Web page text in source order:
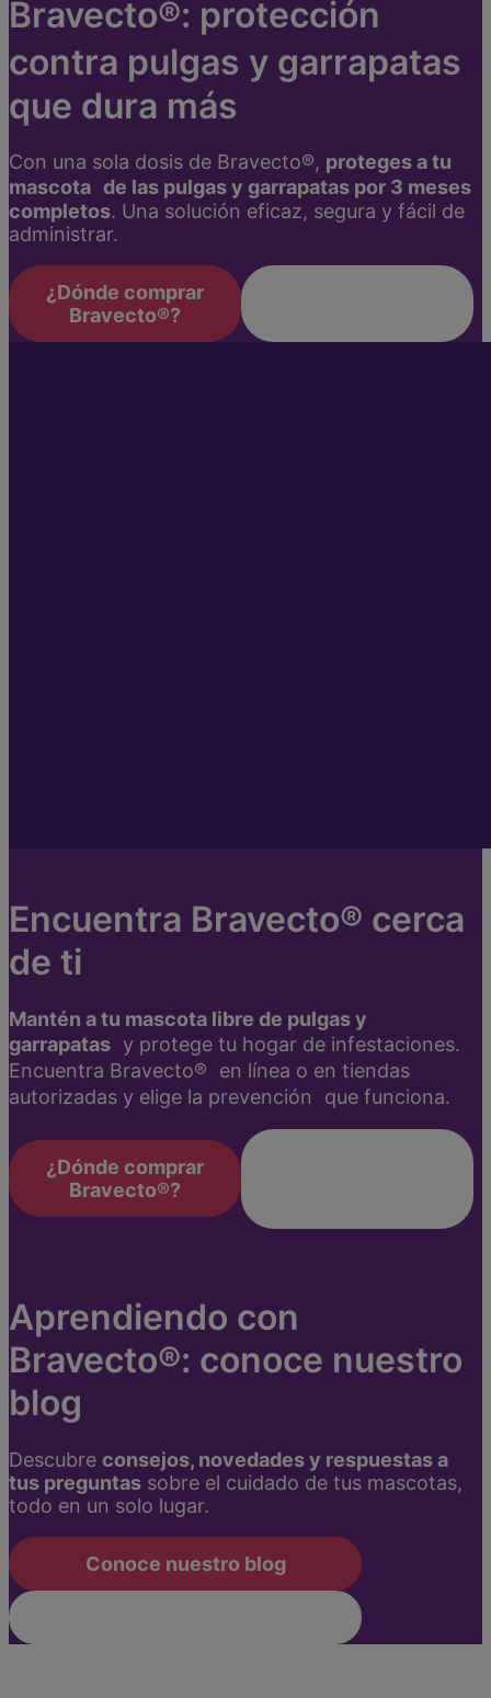
Bravecto®: protección
contra pulgas y garrapatas
que dura más
Con una sola dosis de Bravecto®, proteges a tu
mascota de las pulgas y garrapatas por 3 meses
completos. Una solución eficaz, segura y fácil de
administrar.
¿Dónde comprar
Bravecto®?
Encuentra Bravecto® cerca
de ti
Mantén a tu mascota libre de pulgas y
garrapatas y protege tu hogar de infestaciones.
Encuentra Bravecto® en línea o en tiendas
autorizadas y elige la prevención que funciona.
¿Dónde comprar
Bravecto®?
Aprendiendo con
Bravecto®: conoce nuestro
blog
Descubre consejos, novedades y respuestas a
tus preguntas sobre el cuidado de tus mascotas,
todo en un solo lugar.
Conoce nuestro blog